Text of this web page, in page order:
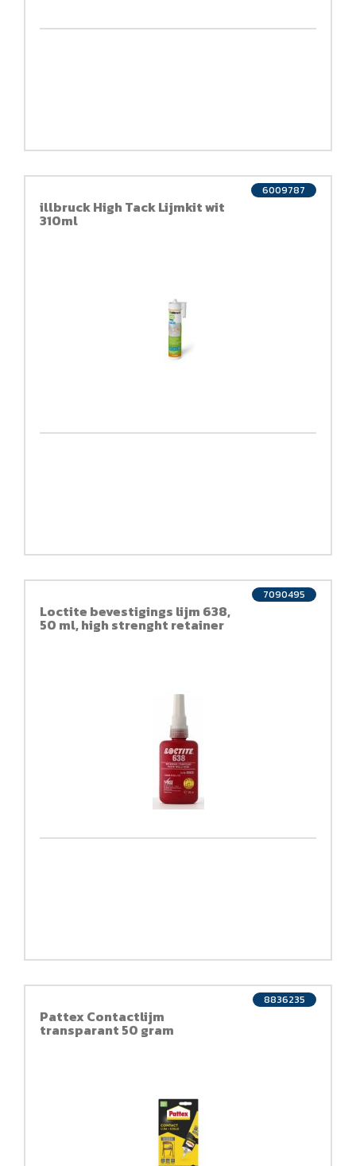
illbruck High Tack Lijmkit wit
310ml
6009787
Loctite bevestigings lijm 638,
50 ml, high strenght retainer
7090495
Pattex Contactlijm
transparant 50 gram
8836235